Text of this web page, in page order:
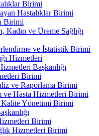
Birimi
Hastalıklar Birimi
Birimi
Kadın ve Üreme Sağlığı
ve İstatistik Birimi
Hizmetleri
Başkanlığı
Birimi
ve Raporlama Birimi
ve Hasta Hizmetleri Birimi
Yönetimi Birimi
Birimi
Hizmetleri Birimi